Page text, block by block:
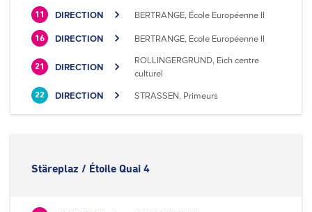
11 DIRECTION BERTRANGE, École Européenne II
16 DIRECTION BERTRANGE, Ecole Européenne II
21 DIRECTION
ROLLINGERGRUND, Eich centre
culturel
22 DIRECTION STRASSEN, Primeurs
Stäreplaz / Étoile Quai 4